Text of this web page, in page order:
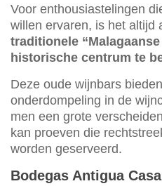
Voor enthousiastelingen
willen ervaren, is het altijd
traditionele
historische centrum te
Deze oude wijnbars
onderdompeling in de
men een grote
kan proeven die
worden geserveerd.
Bodegas Antigua